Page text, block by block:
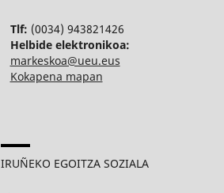
Tlf: (0034) 943821426
Helbide elektronikoa:
markeskoa@ueu.eus
Kokapena mapan
IRUÑEKO EGOITZA SOZIALA